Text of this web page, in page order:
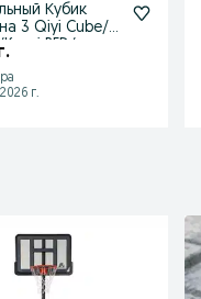
Кубик
3 Qiyi Cube/
RED/
г.